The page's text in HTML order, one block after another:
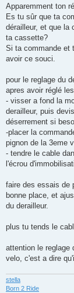
s
s
a
g
Apparemment ton
Es tu sûr que ta
dérailleur, et que la
ta cassette?
Si ta commande et
avoir ce souci.
pour le reglage du
apres avoir réglé
- visser a fond la
derailleur, puis
déserrement si
-placer la
pignon de la 3eme
- tendre le cable
l'écrou
faire des essais de
bonne place, et
du derailleur.
plus tu tends le
attention le reglage
velo, c'est a dire
stella
Born 2 Ride